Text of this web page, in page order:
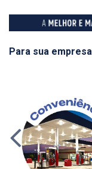
Para sua empresa